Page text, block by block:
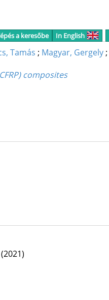
a keresőbe In English
Tamás ; Magyar, Gergely;
composites
(2021)